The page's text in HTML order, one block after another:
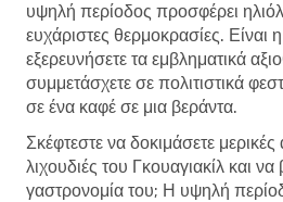
υψηλή περίοδος προσφέρει
ευχάριστες θερμοκρασίες. Είναι
εξερευνήσετε τα εμβληματικά
συμμετάσχετε σε πολιτιστικά
σε ένα καφέ σε μια βεράντα.
Σκέφτεστε να δοκιμάσετε μερικές
λιχουδιές του Γκουαγιακίλ και να
γαστρονομία του; Η υψηλή